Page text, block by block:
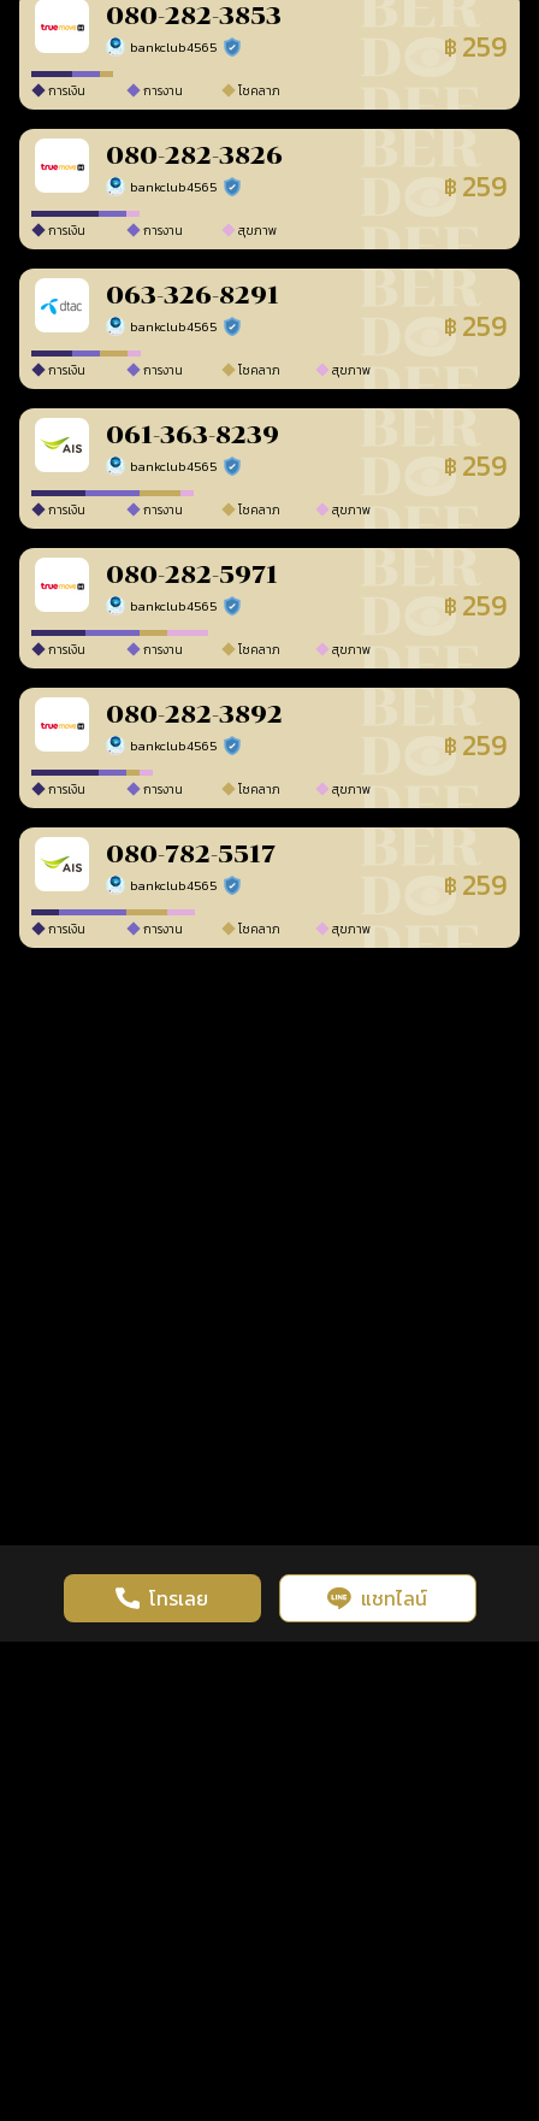
080-282-3853
bankclub4565 ร้านยืนยันแล้ว ฿ 259
การเงิน การงาน โชคลาภ
080-282-3826
bankclub4565 ร้านยืนยันแล้ว ฿ 259
การเงิน การงาน สุขภาพ
063-326-8291
bankclub4565 ร้านยืนยันแล้ว ฿ 259
การเงิน การงาน โชคลาภ สุขภาพ
061-363-8239
bankclub4565 ร้านยืนยันแล้ว ฿ 259
การเงิน การงาน โชคลาภ สุขภาพ
080-282-5971
bankclub4565 ร้านยืนยันแล้ว ฿ 259
การเงิน การงาน โชคลาภ สุขภาพ
080-282-3892
bankclub4565 ร้านยืนยันแล้ว ฿ 259
การเงิน การงาน โชคลาภ สุขภาพ
080-782-5517
bankclub4565 ร้านยืนยันแล้ว ฿ 259
การเงิน การงาน โชคลาภ สุขภาพ
โทรเลย แชทไลน์
เว็บไซต์นี้มีการใช้งานคุกกี้ เพื่อเพิ่มประสิทธิภาพและประสบการณ์ที่ดี
ในการใช้งานเว็บไซต์ นโยบายความเป็นส่วนตัว
รู้ก่อน พร้อมกว่า ทุกจังหวะชีวิต คลิกดูดวงฟรี